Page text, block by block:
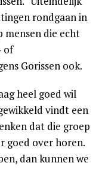
rondgaan in
mensen die echt
of
Gorissen ook.
heel goed wil
vindt een
dat die groep
goed over horen.
dan kunnen we